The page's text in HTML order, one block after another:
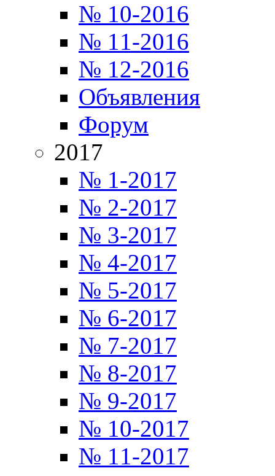
№ 10-2016
№ 11-2016
№ 12-2016
Объявления
Форум
2017
№ 1-2017
№ 2-2017
№ 3-2017
№ 4-2017
№ 5-2017
№ 6-2017
№ 7-2017
№ 8-2017
№ 9-2017
№ 10-2017
№ 11-2017